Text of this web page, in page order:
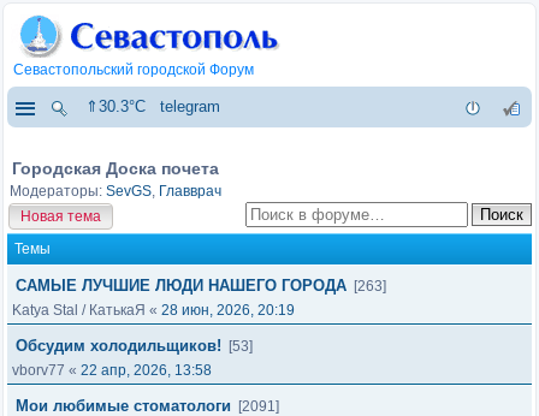
Севастопольский городской Форум
⇑30.3°C telegram
Городская Доска почета
Модераторы: SevGS, Главврач
Новая тема
Темы
САМЫЕ ЛУЧШИЕ ЛЮДИ НАШЕГО ГОРОДА [263]
Katya Stal / КатькаЯ « 28 июн, 2026, 20:19
Обсудим холодильщиков!
[53]
vborv77 « 22 апр, 2026, 13:58
Мои любимые стоматологи
[2091]